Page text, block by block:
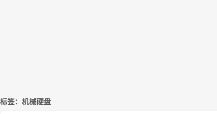
标签：机械硬盘